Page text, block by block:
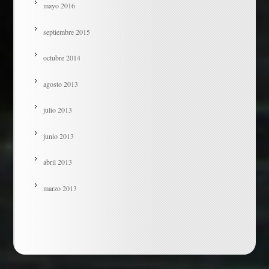
mayo 2016
septiembre 2015
octubre 2014
agosto 2013
julio 2013
junio 2013
abril 2013
marzo 2013